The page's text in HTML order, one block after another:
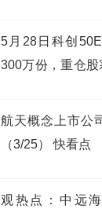
5月28日科创
300万份，重仓
航天概念上市
（3/25） 快看点
观热点：中远